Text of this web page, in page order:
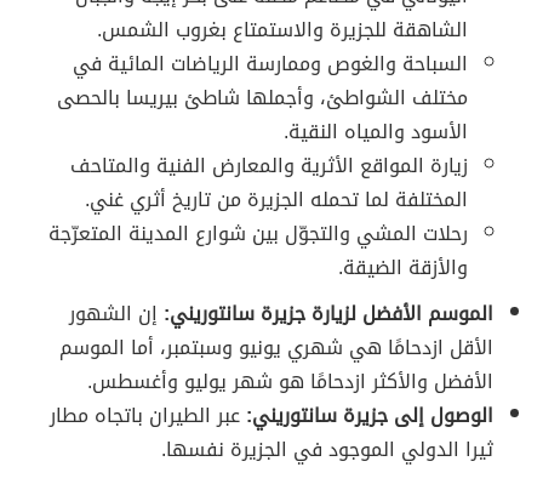
الشاهقة للجزيرة والاستمتاع بغروب الشمس.
السباحة والغوص وممارسة الرياضات المائية في
مختلف الشواطئ، وأجملها شاطئ بيريسا بالحصى
الأسود والمياه النقية.
زيارة المواقع الأثرية والمعارض الفنية والمتاحف
المختلفة لما تحمله الجزيرة من تاريخ أثري غني.
رحلات المشي والتجوّل بين شوارع المدينة المتعرّجة
والأزقة الضيقة.
الموسم الأفضل لزيارة جزيرة سانتوريني: إن الشهور
الأقل ازدحامًا هي شهري يونيو وسبتمبر، أما الموسم
الأفضل والأكثر ازدحامًا هو شهر يوليو وأغسطس.
الوصول إلى جزيرة سانتوريني:عبر الطيران باتجاه مطار
ثيرا الدولي الموجود في الجزيرة نفسها.